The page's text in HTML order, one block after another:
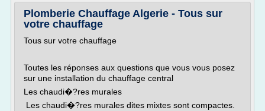
Plomberie Chauffage Algerie - Tous sur
votre chauffage
Tous sur votre chauffage
Toutes les réponses aux questions que vous vous posez
sur une installation du chauffage central
Les chaudi�?res murales
Les chaudi�?res murales dites mixtes sont compactes.